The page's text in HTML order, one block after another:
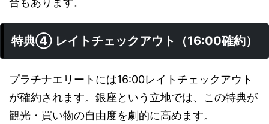
特典④ レイトチェックアウト（16:00確約）
プラチナエリートには16:00レイトチェックアウト
が確約されます。銀座という立地では、この特典が
観光・買い物の自由度を劇的に高めます。